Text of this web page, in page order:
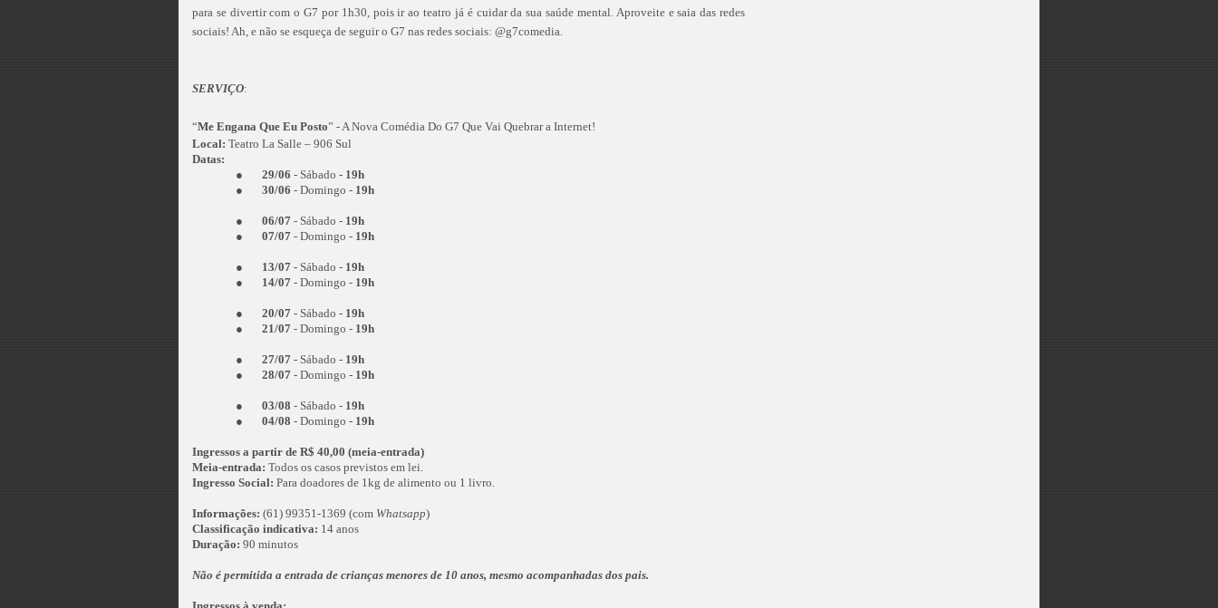
para se divertir com o G7 por 1h30, pois ir ao teatro já é cuidar da sua saúde mental. Aproveite e saia das redes
sociais! Ah, e não se esqueça de seguir o G7 nas redes sociais: @g7comedia.
SERVIÇO:
“Me Engana Que Eu Posto” - A Nova Comédia Do G7 Que Vai Quebrar a Internet!
Local: Teatro La Salle – 906 Sul
Datas:
●
29/06 - Sábado - 19h
●
30/06 - Domingo - 19h
● 06/07 - Sábado - 19h
●
07/07 - Domingo - 19h
● 13/07 - Sábado - 19h
●
14/07 - Domingo - 19h
● 20/07 - Sábado - 19h
●
21/07 - Domingo - 19h
● 27/07 - Sábado - 19h
●
28/07 - Domingo - 19h
● 03/08 - Sábado - 19h
●
04/08 - Domingo - 19h
Ingressos a partir de R$ 40,00 (meia-entrada)
Meia-entrada: Todos os casos previstos em lei.
Ingresso Social: Para doadores de 1kg de alimento ou 1 livro.
Informações: (61) 99351-1369 (com Whatsapp)
Classificação indicativa: 14 anos
Duração: 90 minutos
Não é permitida a entrada de crianças menores de 10 anos, mesmo acompanhadas dos pais.